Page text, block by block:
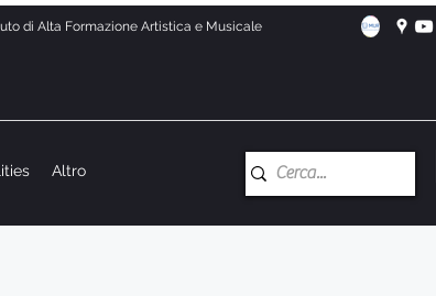
di Alta Formazione Artistica e Musicale
Altro